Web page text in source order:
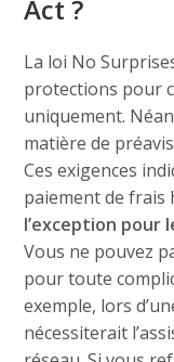
Act ?
La loi No
protections pour
uniquement.
matière de
Ces exigences
paiement de frais
l’exception pour
Vous ne pouvez
pour toute
exemple, lors
nécessiterait